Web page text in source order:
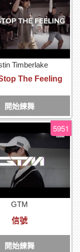
Timberlake
The Feeling
開始練舞
GTM
信號
開始練舞
5951